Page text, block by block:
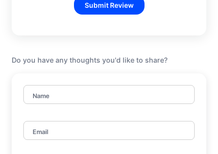
Submit Review
Do you have any thoughts you'd like to share?
Name
Email